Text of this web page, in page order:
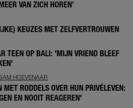
VAN ZICH HOREN’
KEUZES MET ZELFVERTROUWEN
TEEN OP BALI: 'MIJN VRIEND BLEEF
HOEVENAAR
MET RODDELS OVER HUN PRIVÉLEVEN:
EN NOOIT REAGEREN'